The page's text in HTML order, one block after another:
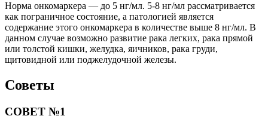
Норма онкомаркера — до 5 нг/мл. 5-8 нг/мл рассматривается
как пограничное состояние, а патологией является
содержание этого онкомаркера в количестве выше 8 нг/мл. В
данном случае возможно развитие рака легких, рака прямой
или толстой кишки, желудка, яичников, рака груди,
щитовидной или поджелудочной железы.
Советы
СОВЕТ №1